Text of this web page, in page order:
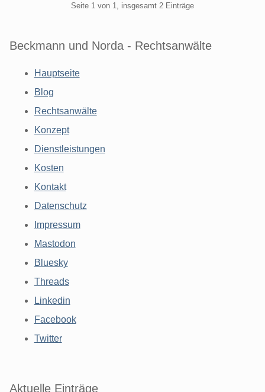
Seite 1 von 1, insgesamt 2 Einträge
Beckmann und Norda - Rechtsanwälte
Hauptseite
Blog
Rechtsanwälte
Konzept
Dienstleistungen
Kosten
Kontakt
Datenschutz
Impressum
Mastodon
Bluesky
Threads
Linkedin
Facebook
Twitter
Aktuelle Einträge